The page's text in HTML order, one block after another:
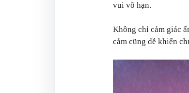
vui vô hạn.
Không chỉ cảm giác
cảm cũng dễ khiến